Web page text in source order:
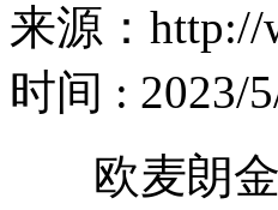
来源：http://
时间 : 2023/
欧麦朗金